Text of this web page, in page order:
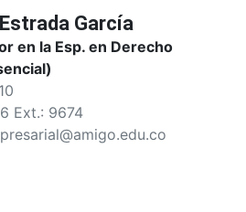
García
en la Esp. en Derecho
Ext.: 9674